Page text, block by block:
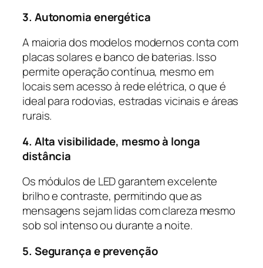
3. Autonomia energética
A maioria dos modelos modernos conta com
placas solares e banco de baterias. Isso
permite operação contínua, mesmo em
locais sem acesso à rede elétrica, o que é
ideal para rodovias, estradas vicinais e áreas
rurais.
4. Alta visibilidade, mesmo à longa
distância
Os módulos de LED garantem excelente
brilho e contraste, permitindo que as
mensagens sejam lidas com clareza mesmo
sob sol intenso ou durante a noite.
5. Segurança e prevenção